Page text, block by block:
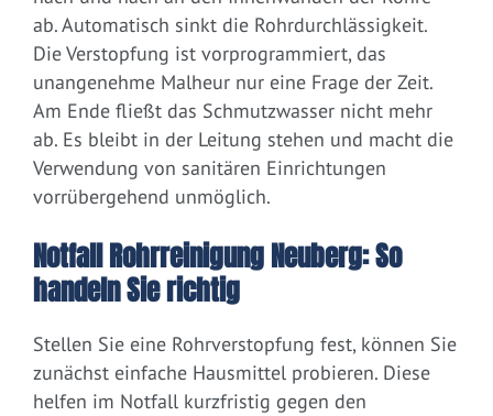
ab. Automatisch sinkt die Rohrdurchlässigkeit.
Die Verstopfung ist vorprogrammiert, das
unangenehme Malheur nur eine Frage der Zeit.
Am Ende fließt das Schmutzwasser nicht mehr
ab. Es bleibt in der Leitung stehen und macht die
Verwendung von sanitären Einrichtungen
vorrübergehend unmöglich.
Notfall Rohrreinigung Neuberg: So
handeln Sie richtig
Stellen Sie eine Rohrverstopfung fest, können Sie
zunächst einfache Hausmittel probieren. Diese
helfen im Notfall kurzfristig gegen den